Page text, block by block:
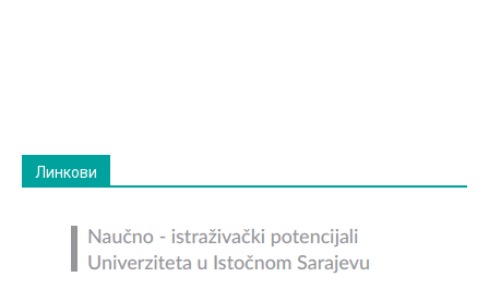
Линкови